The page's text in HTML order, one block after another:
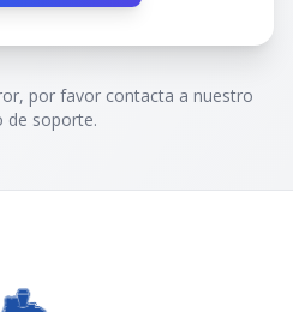
por favor contacta a nuestro
de soporte.